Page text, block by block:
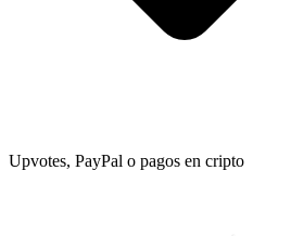
Upvotes, PayPal o pagos en cripto